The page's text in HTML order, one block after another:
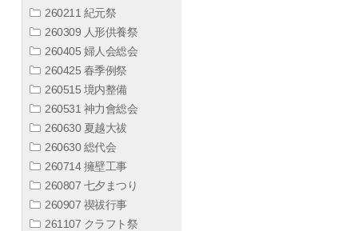
260211 紀元祭
260309 人形供養祭
260405 婦人会総会
260425 春季例祭
260515 境内整備
260531 神力會総会
260630 夏越大祓
260630 総代会
260714 擁壁工事
260807 七夕まつり
260907 禊祓行事
261107 クラフト祭